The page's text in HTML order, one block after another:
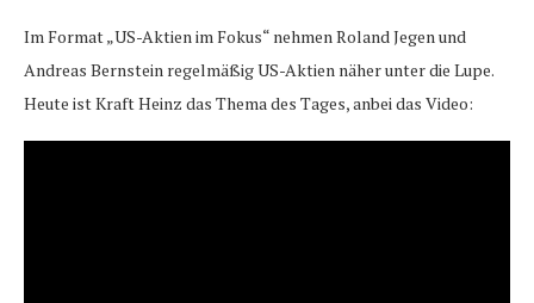
Im Format „US-Aktien im Fokus“ nehmen Roland Jegen und
Andreas Bernstein regelmäßig US-Aktien näher unter die Lupe.
Heute ist Kraft Heinz das Thema des Tages, anbei das Video: